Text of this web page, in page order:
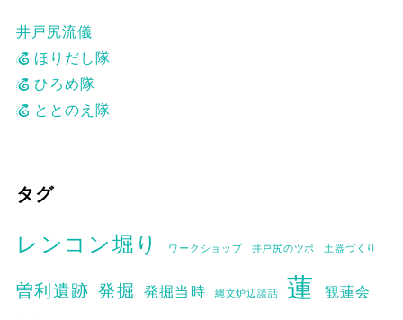
ー
ジ
送
井戸尻流儀
ほりだし隊
ひろめ隊
ととのえ隊
タグ
レンコン堀り ワークショップ 井戸尻のツボ 土器づくり
曽利遺跡 発掘 発掘当時 縄文炉辺談話 蓮 観蓮会